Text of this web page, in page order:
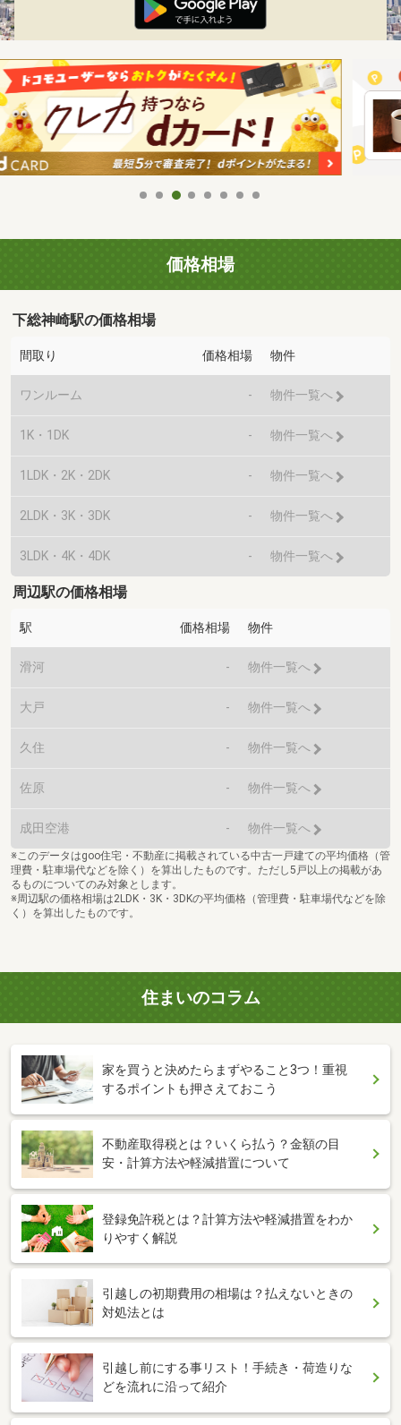
価格相場
下総神崎駅の価格相場
間取り 価格相場 物件
ワンルーム - 物件一覧へ
1K・1DK - 物件一覧へ
1LDK・2K・2DK - 物件一覧へ
2LDK・3K・3DK - 物件一覧へ
3LDK・4K・4DK - 物件一覧へ
周辺駅の価格相場
駅 価格相場 物件
滑河 - 物件一覧へ
大戸 - 物件一覧へ
久住 - 物件一覧へ
佐原 - 物件一覧へ
成田空港 - 物件一覧へ
※このデータはgoo住宅・不動産に掲載されている中古一戸建ての平均価格（管
理費・駐車場代などを除く）を算出したものです。ただし5戸以上の掲載があ
るものについてのみ対象とします。
※周辺駅の価格相場は2LDK・3K・3DKの平均価格（管理費・駐車場代などを除
く）を算出したものです。
住まいのコラム
家を買うと決めたらまずやること3つ！重視
するポイントも押さえておこう
不動産取得税とは？いくら払う？金額の目
安・計算方法や軽減措置について
登録免許税とは？計算方法や軽減措置をわか
りやすく解説
引越しの初期費用の相場は？払えないときの
対処法とは
引越し前にする事リスト！手続き・荷造りな
どを流れに沿って紹介